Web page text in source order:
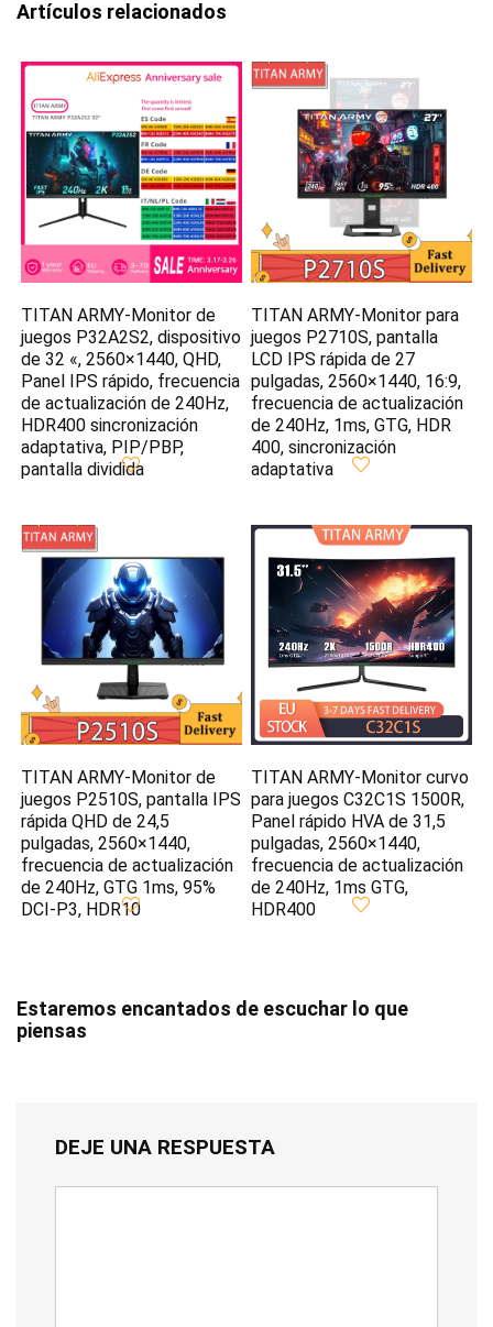
Artículos relacionados
TITAN ARMY-Monitor de
juegos P32A2S2, dispositivo
de 32 «, 2560×1440, QHD,
Panel IPS rápido, frecuencia
de actualización de 240Hz,
HDR400 sincronización
adaptativa, PIP/PBP,
pantalla dividida
TITAN ARMY-Monitor para
juegos P2710S, pantalla
LCD IPS rápida de 27
pulgadas, 2560×1440, 16:9,
frecuencia de actualización
de 240Hz, 1ms, GTG, HDR
400, sincronización
adaptativa
TITAN ARMY-Monitor de
juegos P2510S, pantalla IPS
rápida QHD de 24,5
pulgadas, 2560×1440,
frecuencia de actualización
de 240Hz, GTG 1ms, 95%
DCI-P3, HDR10
TITAN ARMY-Monitor curvo
para juegos C32C1S 1500R,
Panel rápido HVA de 31,5
pulgadas, 2560×1440,
frecuencia de actualización
de 240Hz, 1ms GTG,
HDR400
Estaremos encantados de escuchar lo que
piensas
DEJE UNA RESPUESTA